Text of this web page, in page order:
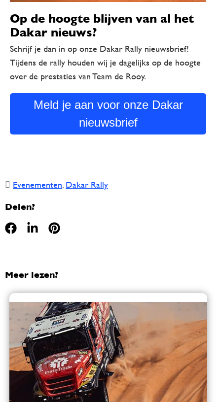
Op de hoogte blijven van al het
Dakar nieuws?
Schrijf je dan in op onze Dakar Rally nieuwsbrief!
Tijdens de rally houden wij je dagelijks op de hoogte
over de prestaties van Team de Rooy.
Meld je aan voor onze Dakar
nieuwsbrief
Evenementen,Dakar Rally
Delen?
Meer lezen?